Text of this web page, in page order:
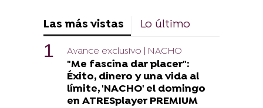
Las más vistas Lo último
Avance exclusivo | NACHO
"Me fascina dar placer":
Éxito, dinero y una vida al
límite, 'NACHO' el domingo
en ATRESplayer PREMIUM